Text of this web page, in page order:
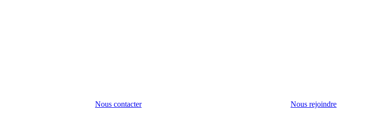
Nous contacter Nous rejoindre